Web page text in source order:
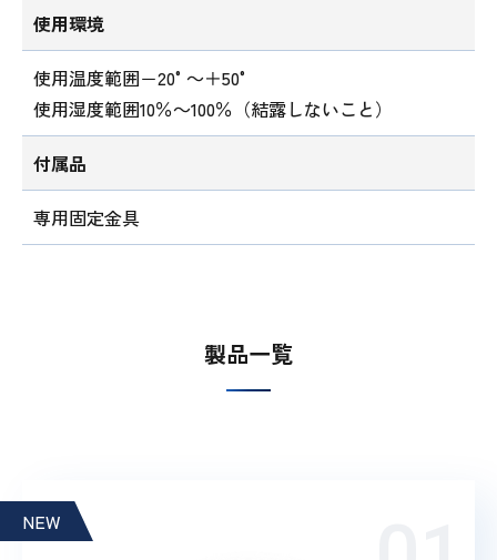
使用環境
使用温度範囲－20°～＋50°
使用湿度範囲10％～100％（結露しないこと）
付属品
専用固定金具
製品一覧
NEW